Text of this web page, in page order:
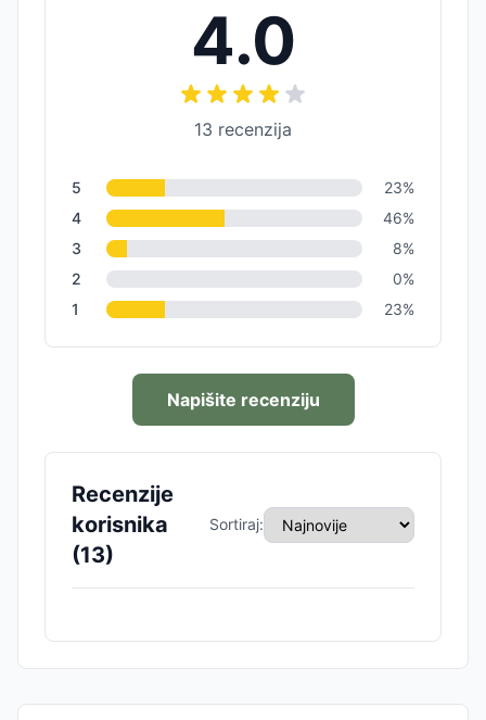
4.0
13 recenzija
5 23%
4
46%
3
8%
2
0%
1
23%
Napišite recenziju
Recenzije
korisnika
(13)
Sortiraj: